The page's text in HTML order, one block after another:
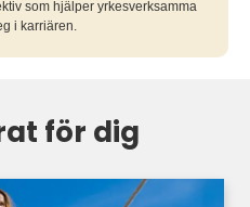
som hjälper yrkesverksamma
i karriären.
för dig